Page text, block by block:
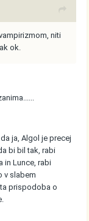
niti
ok.
ja, Algol je precej
bi bil tak, rabi
in Lunce, rabi
v slabem
prispodoba o